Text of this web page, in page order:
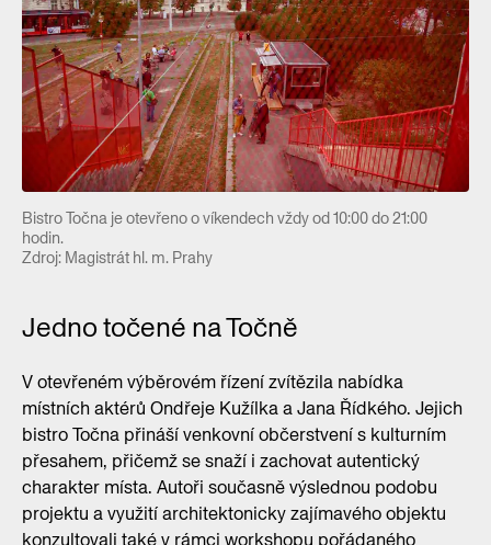
Bistro Točna je otevřeno o víkendech vždy od 10:00 do 21:00
hodin.
Zdroj: Magistrát hl. m. Prahy
Jedno točené na Točně
V otevřeném výběrovém řízení zvítězila nabídka
místních aktérů Ondřeje Kužílka a Jana Řídkého. Jejich
bistro Točna přináší venkovní občerstvení s kulturním
přesahem, přičemž se snaží i zachovat autentický
charakter místa. Autoři současně výslednou podobu
projektu a využití architektonicky zajímavého objektu